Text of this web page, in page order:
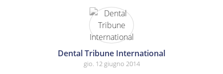
Dental Tribune International
gio. 12 giugno 2014